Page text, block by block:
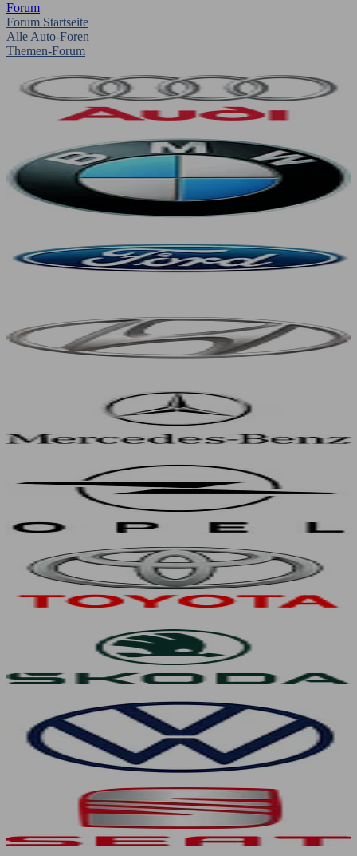
Forum
Forum Startseite
Alle Auto-Foren
Themen-Forum